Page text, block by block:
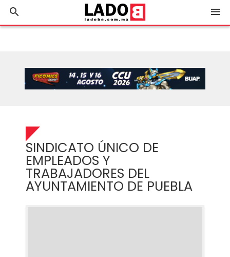
search menu
SINDICATO ÚNICO DE
EMPLEADOS Y
TRABAJADORES DEL
AYUNTAMIENTO DE PUEBLA